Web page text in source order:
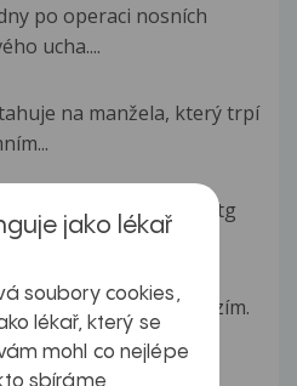
po operaci nosních
ucha....
na manžela, který trpí
správu z orl po rtg
zavoj...
vráží se mi do oční, slzím.
jako lékař
soubory cookies,
lékař, který se
mohl co nejlépe
sbíráme